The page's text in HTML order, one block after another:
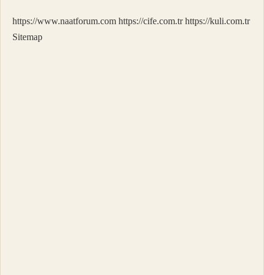
https://www.naatforum.com https://cife.com.tr https://kuli.com.tr
Sitemap